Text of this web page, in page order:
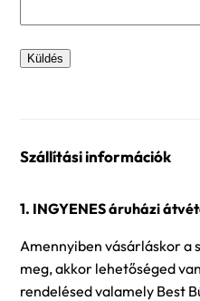
Szállítási információk
1. INGYENES áruházi
Amennyiben vásárláskor a
meg, akkor lehetőséged van
rendelésed valamely Best